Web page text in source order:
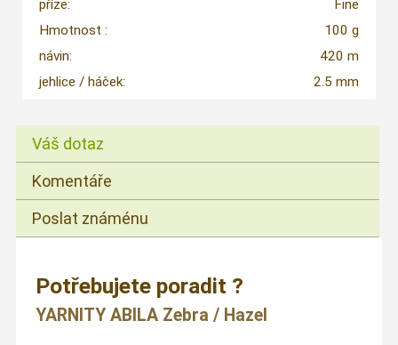
příze:
Fine
Hmotnost :
100 g
návin:
420 m
jehlice / háček:
2.5 mm
Váš dotaz
Komentáře
Poslat známénu
Potřebujete poradit ?
YARNITY ABILA Zebra / Hazel